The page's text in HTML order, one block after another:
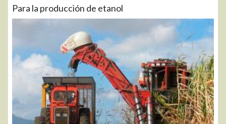
Para la producción de etanol